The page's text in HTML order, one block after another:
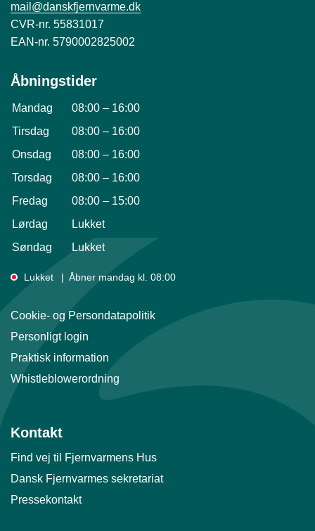
mail@danskfjernvarme.dk
CVR-nr. 55831017
EAN-nr. 5790002825002
Åbningstider
Mandag 08:00 – 16:00
Tirsdag
08:00 – 16:00
Onsdag
08:00 – 16:00
Torsdag
08:00 – 16:00
Fredag
08:00 – 15:00
Lørdag
Lukket
Søndag
Lukket
Lukket Åbner mandag kl. 08:00
Cookie- og Persondatapolitik
Personligt login
Praktisk information
Whistleblowerordning
Kontakt
Find vej til Fjernvarmens Hus
Dansk Fjernvarmes sekretariat
Pressekontakt